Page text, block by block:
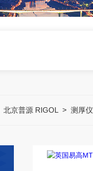
北京普源 RIGOL> 测厚仪